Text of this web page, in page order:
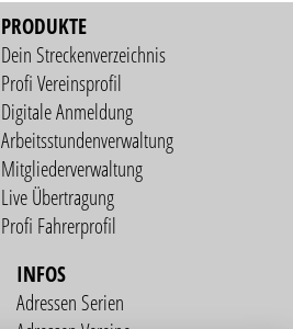
PRODUKTE
Dein Streckenverzeichnis
Profi Vereinsprofil
Digitale Anmeldung
Arbeitsstundenverwaltung
Mitgliederverwaltung
Live Übertragung
Profi Fahrerprofil
INFOS
Adressen Serien